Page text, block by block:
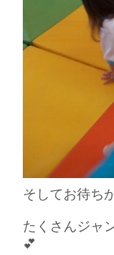
そしてお待ち
たくさんジャ
💕